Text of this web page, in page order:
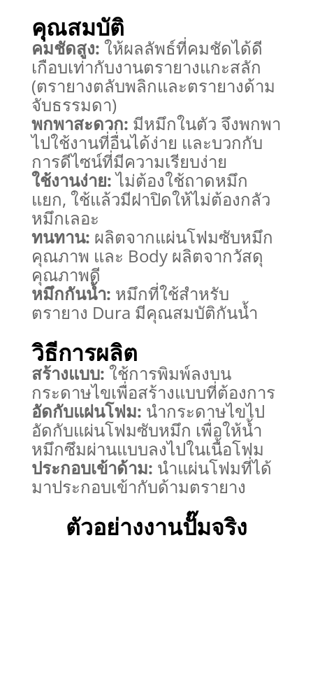
คุณสมบัติ
คมชัดสูง: ให้ผลลัพธ์ที่คมชัดได้ดี
เกือบเท่ากับงานตรายางแกะสลัก
(ตรายางตลับพลิกและตรายางด้าม
จับธรรมดา)
พกพาสะดวก: มีหมึกในตัว จึงพกพา
ไปใช้งานที่อื่นได้ง่าย และบวกกับ
การดีไซน์ที่มีความเรียบง่าย
ใช้งานง่าย:ไม่ต้องใช้ถาดหมึก
แยก, ใช้แล้วมีฝาปิดให้ไม่ต้องกลัว
หมึกเลอะ
ทนทาน: ผลิตจากแผ่นโฟมซับหมึก
คุณภาพ และ Body ผลิตจากวัสดุ
คุณภาพดี
หมึกกันน้ำ: หมึกที่ใช้สำหรับ
ตรายาง Dura มีคุณสมบัติกันน้ำ
วิธีการผลิต
สร้างแบบ: ใช้การพิมพ์ลงบน
กระดาษไขเพื่อสร้างแบบที่ต้องการ
อัดกับแผ่นโฟม: นำกระดาษไขไป
อัดกับแผ่นโฟมซับหมึก เพื่อให้น้ำ
หมึกซึมผ่านแบบลงไปในเนื้อโฟม
ประกอบเข้าด้าม: นำแผ่นโฟมที่ได้
มาประกอบเข้ากับด้ามตรายาง
ตัวอย่างงานปั๊มจริง